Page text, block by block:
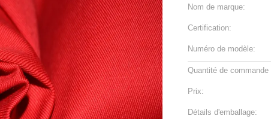
Nom de marque:
Certification:
Numéro de modèle:
Quantité de commande
Prix:
Détails d'emballage: